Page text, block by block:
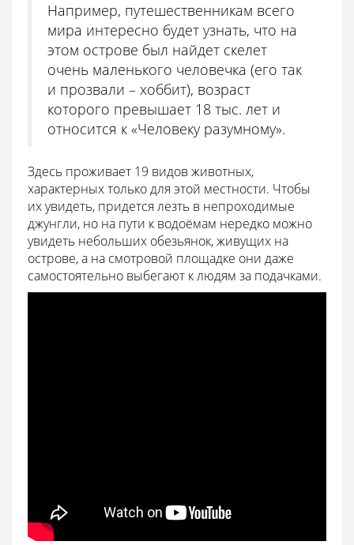
Например, путешественникам всего
мира интересно будет узнать, что на
этом острове был найдет скелет
очень маленького человечка (его так
и прозвали – хоббит), возраст
которого превышает 18 тыс. лет и
относится к «Человеку разумному».
Здесь проживает 19 видов животных,
характерных только для этой местности. Чтобы
их увидеть, придется лезть в непроходимые
джунгли, но на пути к водоёмам нередко можно
увидеть небольших обезьянок, живущих на
острове, а на смотровой площадке они даже
самостоятельно выбегают к людям за подачками.